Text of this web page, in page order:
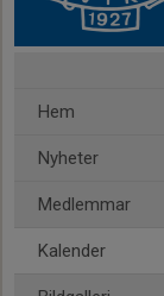
Hem
Nyheter
Medlemmar
Kalender